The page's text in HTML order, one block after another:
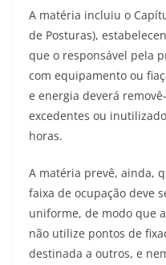
A matéria incluiu o
de Posturas),
que o responsável pela
com equipamento ou
e energia deverá
excedentes ou
horas.
A matéria prevê, ainda,
faixa de ocupação deve
uniforme, de modo que
não utilize pontos de
destinada a outros, e